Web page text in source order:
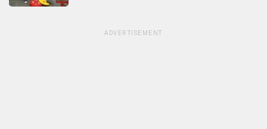
ADVERTISEMENT